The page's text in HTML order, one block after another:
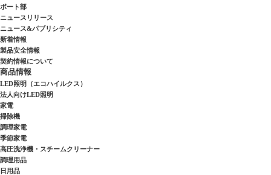
ボート部
ニュースリリース
ニュース&パブリシティ
新着情報
製品安全情報
契約情報について
商品情報
LED照明（エコハイルクス）
法人向けLED照明
家電
掃除機
調理家電
季節家電
高圧洗浄機・スチームクリーナー
調理用品
日用品